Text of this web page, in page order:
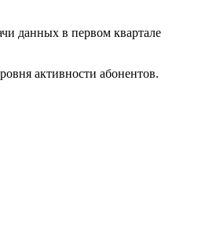
данных в первом квартале
активности абонентов.